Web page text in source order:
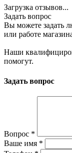
Загрузка отзывов...
Задать вопрос
Вы можете задать
или работе
Наши
помогут.
Задать вопрос
Вопрос *
Ваше имя *